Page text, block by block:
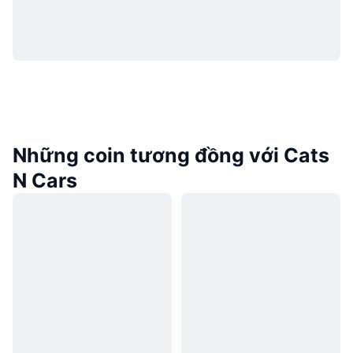
Những coin tương đồng với Cats
N Cars